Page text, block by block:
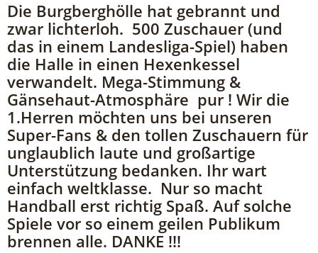
Die Burgberghölle hat gebrannt und
zwar lichterloh. 500 Zuschauer (und
das in einem Landesliga-Spiel) haben
die Halle in einen Hexenkessel
verwandelt. Mega-Stimmung &
Gänsehaut-Atmosphäre pur ! Wir die
1.Herren möchten uns bei unseren
Super-Fans & den tollen Zuschauern für
unglaublich laute und großartige
Unterstützung bedanken. Ihr wart
einfach weltklasse. Nur so macht
Handball erst richtig Spaß. Auf solche
Spiele vor so einem geilen Publikum
brennen alle. DANKE !!!